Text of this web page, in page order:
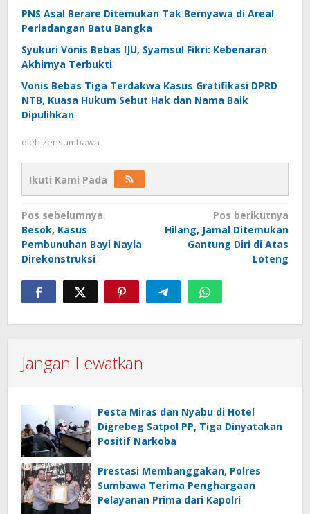
PNS Asal Berare Ditemukan Tak Bernyawa di Areal
Perladangan Batu Bangka
Syukuri Vonis Bebas IJU, Syamsul Fikri: Kebenaran
Akhirnya Terbukti
Vonis Bebas Tiga Terdakwa Kasus Gratifikasi DPRD
NTB, Kuasa Hukum Sebut Hak dan Nama Baik
Dipulihkan
oleh zensumbawa
Ikuti Kami Pada
Navigasi
pos
Pos sebelumnya
Besok, Kasus
Pembunuhan Bayi Nayla
Direkonstruksi
Pos berikutnya
Hilang, Jamal Ditemukan
Gantung Diri di Atas
Loteng
Jangan Lewatkan
Pesta Miras dan Nyabu di Hotel
Digrebeg Satpol PP, Tiga Dinyatakan
Positif Narkoba
Prestasi Membanggakan, Polres
Sumbawa Terima Penghargaan
Pelayanan Prima dari Kapolri